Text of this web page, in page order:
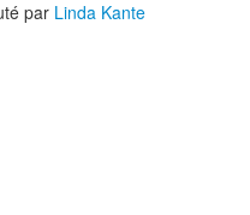
par Linda Kante